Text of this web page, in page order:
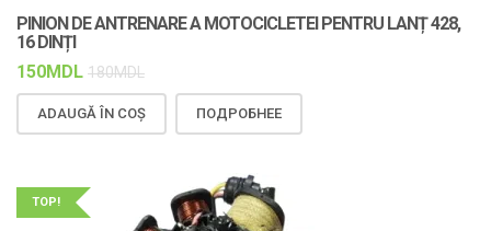
PINION DE ANTRENARE A MOTOCICLETEI PENTRU LANȚ 428,
16 DINȚI
150MDL 180MDL
ADAUGĂ ÎN COȘ ПОДРОБНЕЕ
TOP!